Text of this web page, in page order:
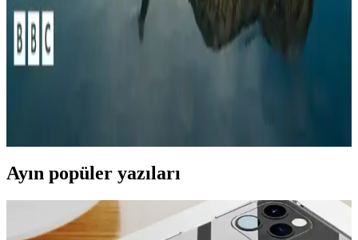
malzeme ve mandallı tasarımıyla işlevsellik sunar, ancak renk ve
mandal dayanıklılığı eleştirileri bulunur.
Deniz Suyunda Çözünebilen ve Mikroplastik
Bırakmayan Yeni Plastik Malzeme Geliştirilmesi
Ayın popüler yazıları